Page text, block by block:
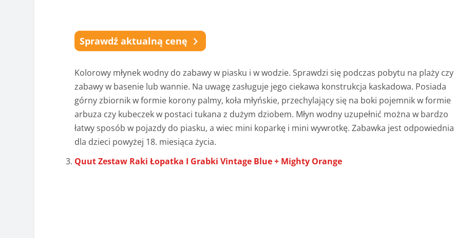
Sprawdź aktualną cenę
Kolorowy młynek wodny do zabawy w piasku i w wodzie. Sprawdzi się podczas pobytu na plaży czy
zabawy w basenie lub wannie. Na uwagę zasługuje jego ciekawa konstrukcja kaskadowa. Posiada
górny zbiornik w formie korony palmy, koła młyńskie, przechylający się na boki pojemnik w formie
arbuza czy kubeczek w postaci tukana z dużym dziobem. Młyn wodny uzupełnić można w bardzo
łatwy sposób w pojazdy do piasku, a wiec mini koparkę i mini wywrotkę. Zabawka jest odpowiednia
dla dzieci powyżej 18. miesiąca życia.
Quut Zestaw Raki Łopatka I Grabki Vintage Blue + Mighty Orange